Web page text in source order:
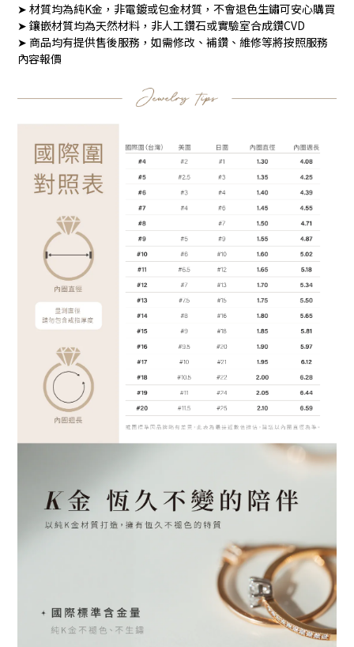
➤ 材質均為純K金，非電鍍或包金材質，不會退色生鏽可安心購買
➤ 鑲嵌材質均為天然材料，非人工鑽石或實驗室合成鑽CVD
➤ 商品均有提供售後服務，如需修改、補鑽、維修等將按照服務
內容報價